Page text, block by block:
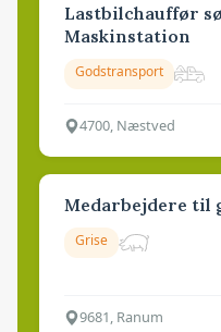
Lastbilchauffør
Maskinstation
Godstransport
4700, Næstved
Medarbejdere til
Grise
9681, Ranum